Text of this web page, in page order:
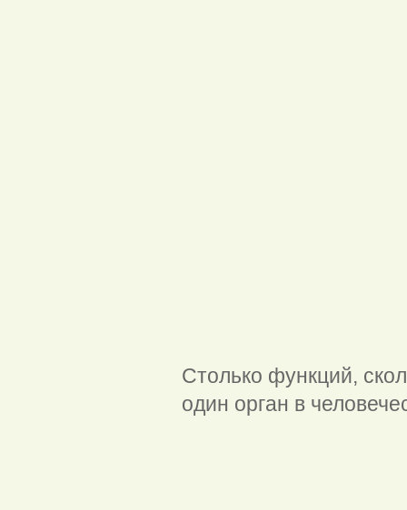
Столько функций,
один орган в